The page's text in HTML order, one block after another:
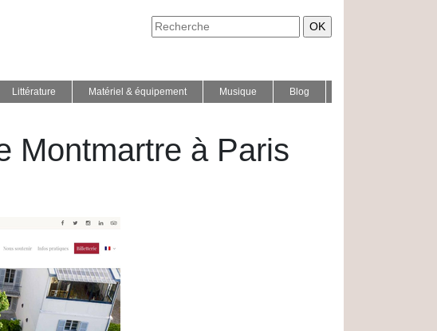
Littérature Matériel & équipement Musique Blog
Montmartre à Paris